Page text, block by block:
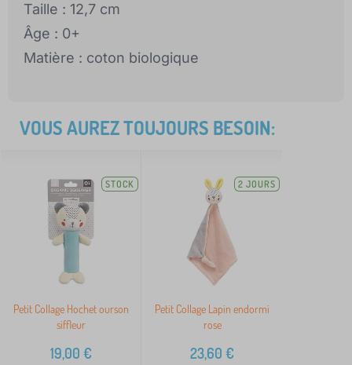
Taille : 12,7 cm
Âge : 0+
Matière : coton biologique
VOUS AUREZ TOUJOURS BESOIN:
STOCK
Petit Collage Hochet ourson
siffleur
19,00 €
2 JOURS
Petit Collage Lapin endormi
rose
23,60 €